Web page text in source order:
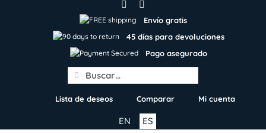
Envío gratis
45 días para devoluciones
Pago asegurado
Search
for:
Lista de deseos Comparar Mi cuenta
ES
EN